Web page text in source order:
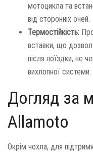
мотоцикла та
від сторонніх очей.
Термостійкість:
вставки, що
після поїздки, не
вихлопної системи.
Догляд за
Allamoto
Окрім чохла, для